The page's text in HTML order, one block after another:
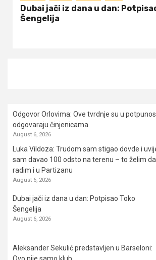
Dubai jači iz dana u dan:
Šengelija
Odgovor Orlovima: ​Ove tvrdnje su u
odgovaraju činjenicama
August 6, 2026
Luka Vildoza: Trudom sam stigao dovde i
sam davao 100 odsto na terenu – to želim da
radim i u Partizanu
August 6, 2026
Dubai jači iz dana u dan: Potpisao Toko
Šengelija
August 6, 2026
Aleksander Sekulić predstavljen u Barseloni: